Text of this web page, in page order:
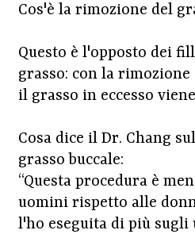
Cos'è la rimozione del
Questo è l'opposto dei
grasso: con la rimozione
il grasso in eccesso
Cosa dice il Dr. Chang
grasso buccale:
“Questa procedura è
uomini rispetto alle
l'ho eseguita di più sugli